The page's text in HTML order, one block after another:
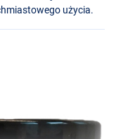
użycia.